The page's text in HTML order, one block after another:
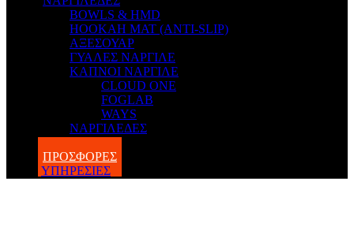
BOWLS & HMD
HOOKAH MAT (ANTI-SLIP)
ΑΞΕΣΟΥΑΡ
ΓΥΑΛΕΣ ΝΑΡΓΙΛΕ
ΚΑΠΝΟΙ ΝΑΡΓΙΛΕ
CLOUD ONE
FOGLAB
WAYS
ΝΑΡΓΙΛΕΔΕΣ
ΠΡΟΣΦΟΡΕΣ
ΥΠΗΡΕΣΙΕΣ